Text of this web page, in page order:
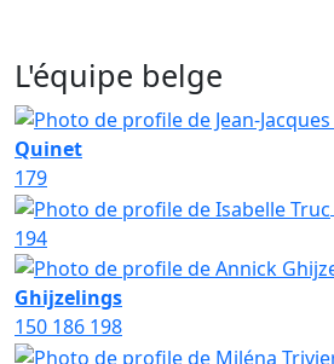
L'équipe belge
Quinet
179
194
Ghijzelings
150 186 198